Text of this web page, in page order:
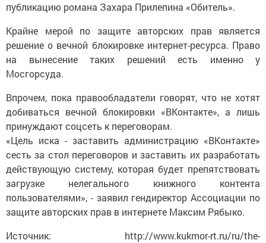
публикацию романа Захара Прилепина «Обитель».
Крайне мерой по защите авторских прав является
решение о вечной блокировке интернет-ресурса. Право
на вынесение таких решений есть именно у
Мосгорсуда.
Впрочем, пока правообладатели говорят, что не хотят
добиваться вечной блокировки «ВКонтакте», а лишь
принуждают соцсеть к переговорам.
«Цель иска - заставить администрацию «ВКонтакте»
сесть за стол переговоров и заставить их разработать
действующую систему, которая будет препятствовать
загрузке нелегального книжного контента
пользователями», - заявил гендиректор Ассоциации по
защите авторских прав в интернете Максим Рябыко.
Источник: http://www.kukmor-rt.ru/ru/the-